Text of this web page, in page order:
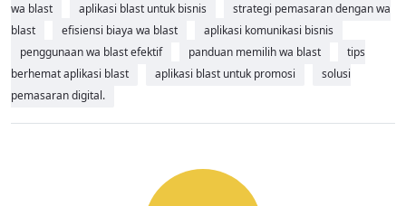
wa blast
aplikasi blast untuk bisnis
strategi pemasaran dengan wa
blast
efisiensi biaya wa blast
aplikasi komunikasi bisnis
penggunaan wa blast efektif
panduan memilih wa blast
tips
berhemat aplikasi blast
aplikasi blast untuk promosi
solusi
pemasaran digital.